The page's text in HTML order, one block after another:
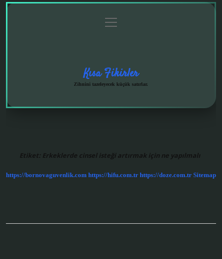
menüyü
aç
Kısa Fikirler
Zihnini tazeleyecek küçük satırlar.
Etiket: Erkeklerde cinsel isteği artırmak için ne yapılmalı
https://bornovaguvenlik.com https://hifu.com.tr https://doze.com.tr Sitemap